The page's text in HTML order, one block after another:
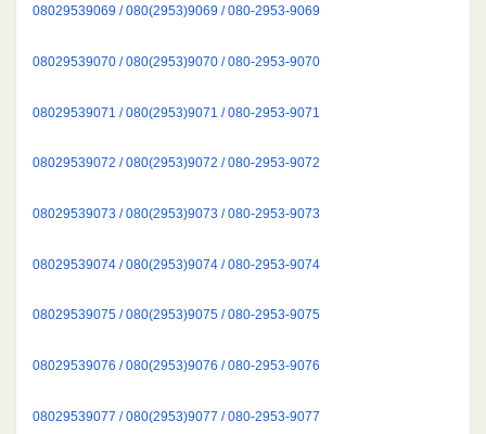
08029539069 / 080(2953)9069 / 080-2953-9069
08029539070 / 080(2953)9070 / 080-2953-9070
08029539071 / 080(2953)9071 / 080-2953-9071
08029539072 / 080(2953)9072 / 080-2953-9072
08029539073 / 080(2953)9073 / 080-2953-9073
08029539074 / 080(2953)9074 / 080-2953-9074
08029539075 / 080(2953)9075 / 080-2953-9075
08029539076 / 080(2953)9076 / 080-2953-9076
08029539077 / 080(2953)9077 / 080-2953-9077